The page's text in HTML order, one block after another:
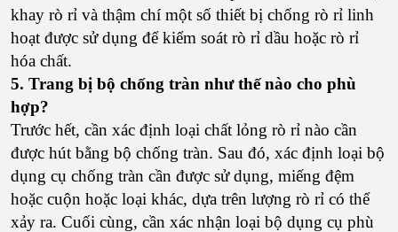
khay rò rỉ và thậm chí một số thiết bị chống rò rỉ linh
hoạt được sử dụng để kiểm soát rò rỉ dầu hoặc rò rỉ
hóa chất.
5. Trang bị bộ chống tràn như thế nào cho phù
hợp?
Trước hết, cần xác định loại chất lỏng rò rỉ nào cần
được hút bằng bộ chống tràn. Sau đó, xác định loại bộ
dụng cụ chống tràn cần được sử dụng, miếng đệm
hoặc cuộn hoặc loại khác, dựa trên lượng rò rỉ có thể
xảy ra. Cuối cùng, cần xác nhận loại bộ dụng cụ phù